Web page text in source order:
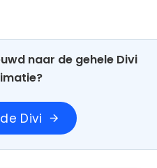
naar de gehele Divi
Divi arrow_forward